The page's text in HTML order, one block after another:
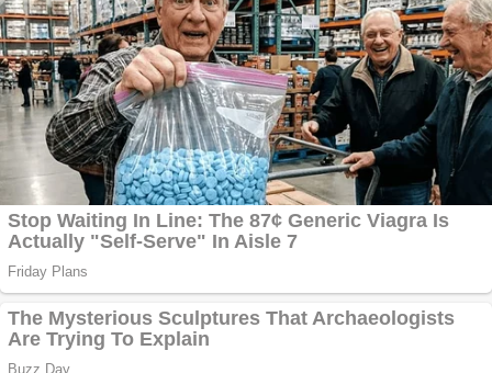
Pastorul Liviu Radu a
trecut la Domnul
Anchetă incendiară
la Gherla, polițist
acuzat de abuz în